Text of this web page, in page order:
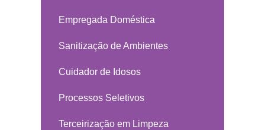
Empregada Doméstica
Sanitização de Ambientes
Cuidador de Idosos
Processos Seletivos
Terceirização em Limpeza